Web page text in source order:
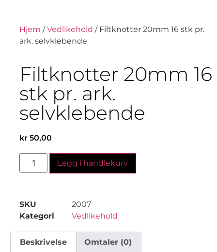
Hjem /Vedlikehold / Filtknotter 20mm 16 stk pr.
ark. selvklebende
Filtknotter 20mm 16
stk pr. ark.
selvklebende
kr 50,00
Legg i handlekurv
SKU
2007
Kategori
Vedlikehold
Beskrivelse Omtaler (0)